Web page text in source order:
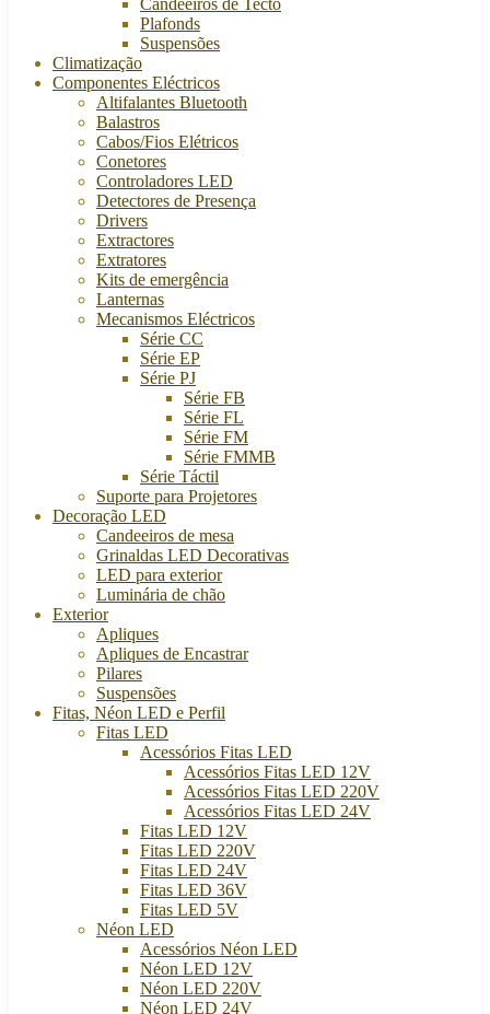
Candeeiros de Tecto
Plafonds
Suspensões
Climatização
Componentes Eléctricos
Altifalantes Bluetooth
Balastros
Cabos/Fios Elétricos
Conetores
Controladores LED
Detectores de Presença
Drivers
Extractores
Extratores
Kits de emergência
Lanternas
Mecanismos Eléctricos
Série CC
Série EP
Série PJ
Série FB
Série FL
Série FM
Série FMMB
Série Táctil
Suporte para Projetores
Decoração LED
Candeeiros de mesa
Grinaldas LED Decorativas
LED para exterior
Luminária de chão
Exterior
Apliques
Apliques de Encastrar
Pilares
Suspensões
Fitas, Néon LED e Perfil
Fitas LED
Acessórios Fitas LED
Acessórios Fitas LED 12V
Acessórios Fitas LED 220V
Acessórios Fitas LED 24V
Fitas LED 12V
Fitas LED 220V
Fitas LED 24V
Fitas LED 36V
Fitas LED 5V
Néon LED
Acessórios Néon LED
Néon LED 12V
Néon LED 220V
Néon LED 24V